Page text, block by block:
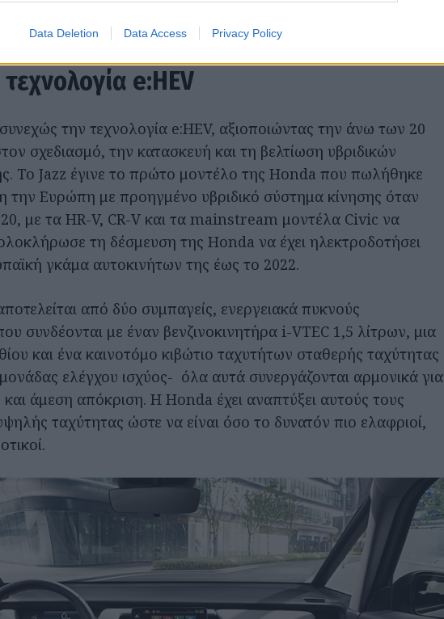
Data Deletion Data Access Privacy Policy
e:HEV
την τεχνολογία e:HEV, αξιοποιώντας την άνω των 20
σχεδιασμό, την κατασκευή και τη βελτίωση υβριδικών
Το Jazz έγινε το πρώτο μοντέλο της Honda που πωλήθηκε
την Ευρώπη με προηγμένο υβριδικό σύστημα κίνησης όταν
με τα HR-V, CR-V και τα mainstream μοντέλα Civic να
τη δέσμευση της Honda να έχει ηλεκτροδοτήσει
γκάμα αυτοκινήτων της έως το 2022.
από δύο συμπαγείς, ενεργειακά πυκνούς
συνδέονται με έναν βενζινοκινητήρα i-VTEC 1,5 λίτρων, μια
και ένα καινοτόμο κιβώτιο ταχυτήτων σταθερής ταχύτητας
ελέγχου ισχύος- όλα αυτά συνεργάζονται αρμονικά για
άμεση απόκριση. Η Honda έχει αναπτύξει αυτούς τους
ταχύτητας ώστε να είναι όσο το δυνατόν πιο ελαφριοί,